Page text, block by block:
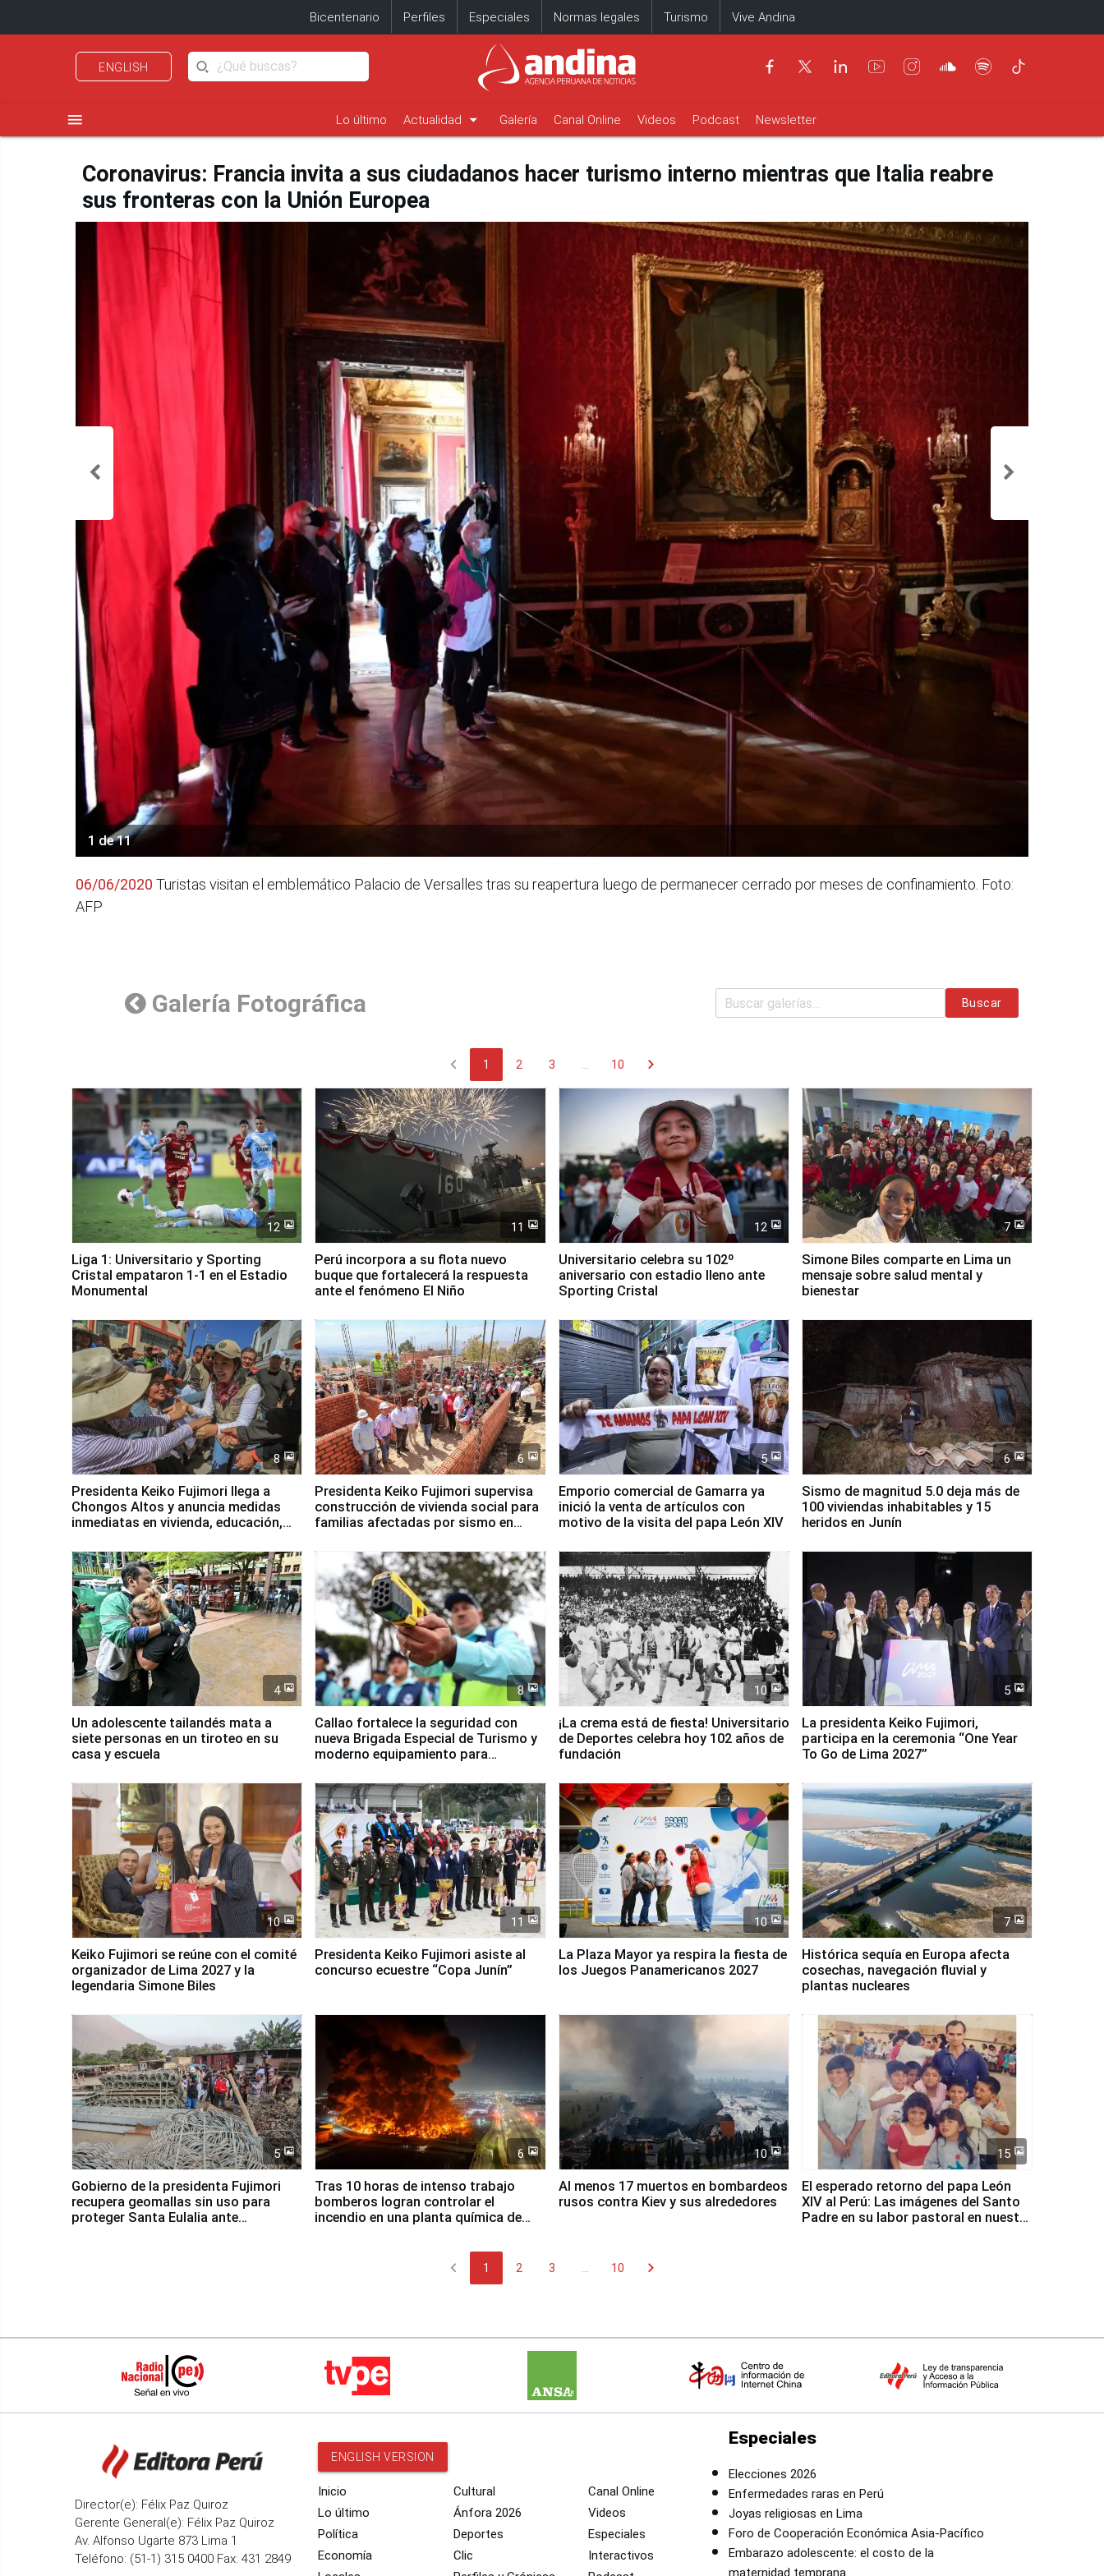
Bicentenario Perfiles Especiales Normas legales Turismo Vive Andina
ENGLISH
menu Lo último Actualidad arrow_drop_down Galería Canal Online Videos Podcast Newsletter
Coronavirus: Francia invita a sus ciudadanos hacer turismo interno mientras que Italia reabre
sus fronteras con la Unión Europea
1 de 11
06/06/2020 Turistas visitan el emblemático Palacio de Versalles tras su reapertura luego de permanecer cerrado por meses de confinamiento. Foto:
AFP
Galería Fotográfica Buscar
chevron_left 1 2 3 ... 10 chevron_right
12
Liga 1: Universitario y Sporting
Cristal empataron 1-1 en el Estadio
Monumental
11
Perú incorpora a su flota nuevo
buque que fortalecerá la respuesta
ante el fenómeno El Niño
12
Universitario celebra su 102º
aniversario con estadio lleno ante
Sporting Cristal
7
Simone Biles comparte en Lima un
mensaje sobre salud mental y
bienestar
8
Presidenta Keiko Fujimori llega a
Chongos Altos y anuncia medidas
inmediatas en vivienda, educación,
6
Presidenta Keiko Fujimori supervisa
construcción de vivienda social para
familias afectadas por sismo en
5
Emporio comercial de Gamarra ya
inició la venta de artículos con
motivo de la visita del papa León XIV
6
Sismo de magnitud 5.0 deja más de
100 viviendas inhabitables y 15
heridos en Junín
4
Un adolescente tailandés mata a
siete personas en un tiroteo en su
casa y escuela
8
Callao fortalece la seguridad con
nueva Brigada Especial de Turismo y
moderno equipamiento para
10
¡La crema está de fiesta! Universitario
de Deportes celebra hoy 102 años de
fundación
5
La presidenta Keiko Fujimori,
participa en la ceremonia “One Year
To Go de Lima 2027”
10
Keiko Fujimori se reúne con el comité
organizador de Lima 2027 y la
legendaria Simone Biles
11
Presidenta Keiko Fujimori asiste al
concurso ecuestre “Copa Junín”
10
La Plaza Mayor ya respira la fiesta de
los Juegos Panamericanos 2027
7
Histórica sequía en Europa afecta
cosechas, navegación fluvial y
plantas nucleares
5
Gobierno de la presidenta Fujimori
recupera geomallas sin uso para
proteger Santa Eulalia ante
6
Tras 10 horas de intenso trabajo
bomberos logran controlar el
incendio en una planta química de
10
Al menos 17 muertos en bombardeos
rusos contra Kiev y sus alrededores
15
El esperado retorno del papa León
XIV al Perú: Las imágenes del Santo
Padre en su labor pastoral en nuestro
chevron_left 1 2 3 ... 10 chevron_right
Director(e): Félix Paz Quiroz
Gerente General(e): Félix Paz Quiroz
Av. Alfonso Ugarte 873 Lima 1
Teléfono: (51-1) 315 0400 Fax: 431 2849
ENGLISH VERSION
Inicio
Lo último
Política
Economía
Cultural
Ánfora 2026
Deportes
Clic
Canal Online
Videos
Especiales
Interactivos
Especiales
Elecciones 2026
Enfermedades raras en Perú
Joyas religiosas en Lima
Foro de Cooperación Económica Asia-Pacífico
Embarazo adolescente: el costo de la
maternidad temprana